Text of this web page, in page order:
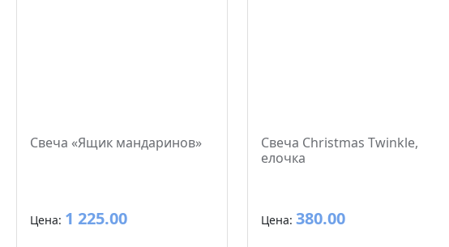
Свеча «Ящик мандаринов»
Цена: 1 225.00
Свеча Christmas Twinkle,
елочка
Цена: 380.00